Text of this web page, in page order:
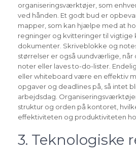
organiseringsværktøjer, som
ved hånden. Et godt bud er
mapper, som kan hjælpe med at
regninger og kvitteringer til vigtige
dokumenter. Skriveblokke og
størrelser er også uundværlige, når
noter eller laves to-do-lister.
eller whiteboard være en effektiv
opgaver og deadlines på, så intet
arbejdsdag.
struktur og orden på kontoret,
effektiviteten og produktiviteten
3. Teknologiske